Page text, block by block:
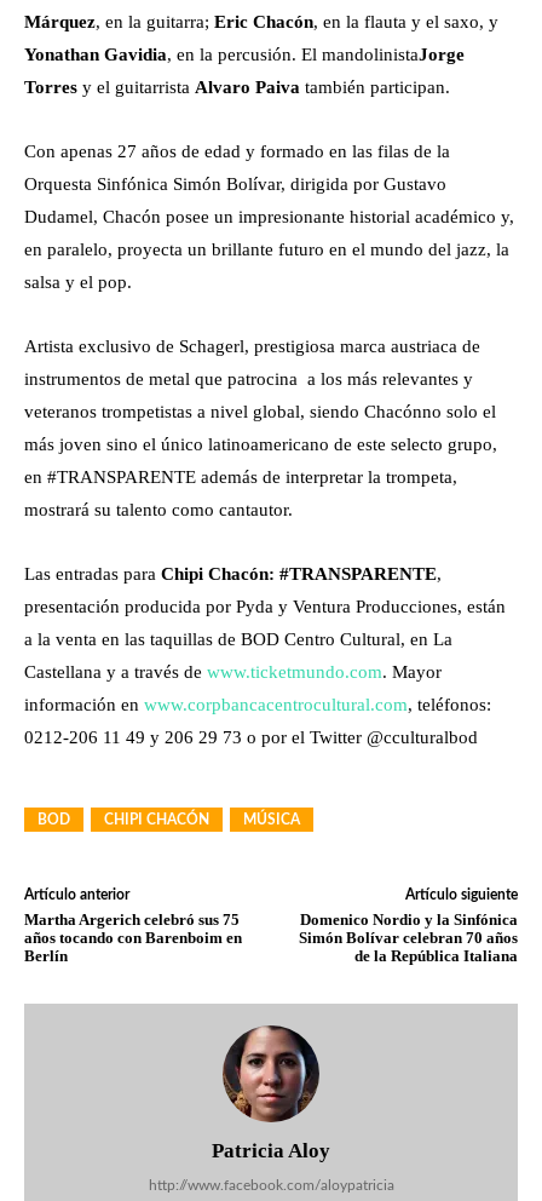
Márquez, en la guitarra; Eric Chacón, en la flauta y el saxo, y
Yonathan Gavidia, en la percusión. El mandolinistaJorge
Torres y el guitarrista Alvaro Paiva también participan.
Con apenas 27 años de edad y formado en las filas de la
Orquesta Sinfónica Simón Bolívar, dirigida por Gustavo
Dudamel, Chacón posee un impresionante historial académico y,
en paralelo, proyecta un brillante futuro en el mundo del jazz, la
salsa y el pop.
Artista exclusivo de Schagerl, prestigiosa marca austriaca de
instrumentos de metal que patrocina a los más relevantes y
veteranos trompetistas a nivel global, siendo Chacónno solo el
más joven sino el único latinoamericano de este selecto grupo,
en #TRANSPARENTE además de interpretar la trompeta,
mostrará su talento como cantautor.
Las entradas para Chipi Chacón: #TRANSPARENTE,
presentación producida por Pyda y Ventura Producciones, están
a la venta en las taquillas de BOD Centro Cultural, en La
Castellana y a través de www.ticketmundo.com. Mayor
información en www.corpbancacentrocultural.com, teléfonos:
0212-206 11 49 y 206 29 73 o por el Twitter @cculturalbod
BOD CHIPI CHACÓN MÚSICA
Artículo anterior
Martha Argerich celebró sus 75
años tocando con Barenboim en
Berlín
Artículo siguiente
Domenico Nordio y la Sinfónica
Simón Bolívar celebran 70 años
de la República Italiana
Patricia Aloy
http://www.facebook.com/aloypatricia